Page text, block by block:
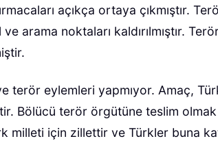
açıkça ortaya çıkmıştır.
arama noktaları kaldırılmıştır.
terör eylemleri yapmıyor. Amaç,
Bölücü terör örgütüne teslim
milleti için zillettir ve Türkler buna